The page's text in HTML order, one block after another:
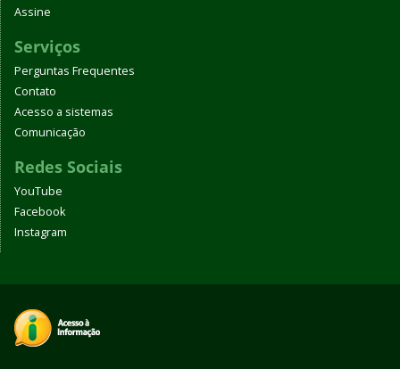
Assine
Serviços
Perguntas Frequentes
Contato
Acesso a sistemas
Comunicação
Redes Sociais
YouTube
Facebook
Instagram